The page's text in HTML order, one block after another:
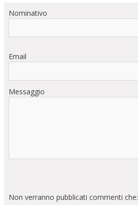
Nominativo
Email
Messaggio
Non verranno pubblicati commenti che: